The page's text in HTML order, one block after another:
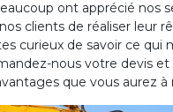
ont apprécié nos
clients de réaliser leur
curieux de savoir ce qui
nous votre devis et
que vous aurez à